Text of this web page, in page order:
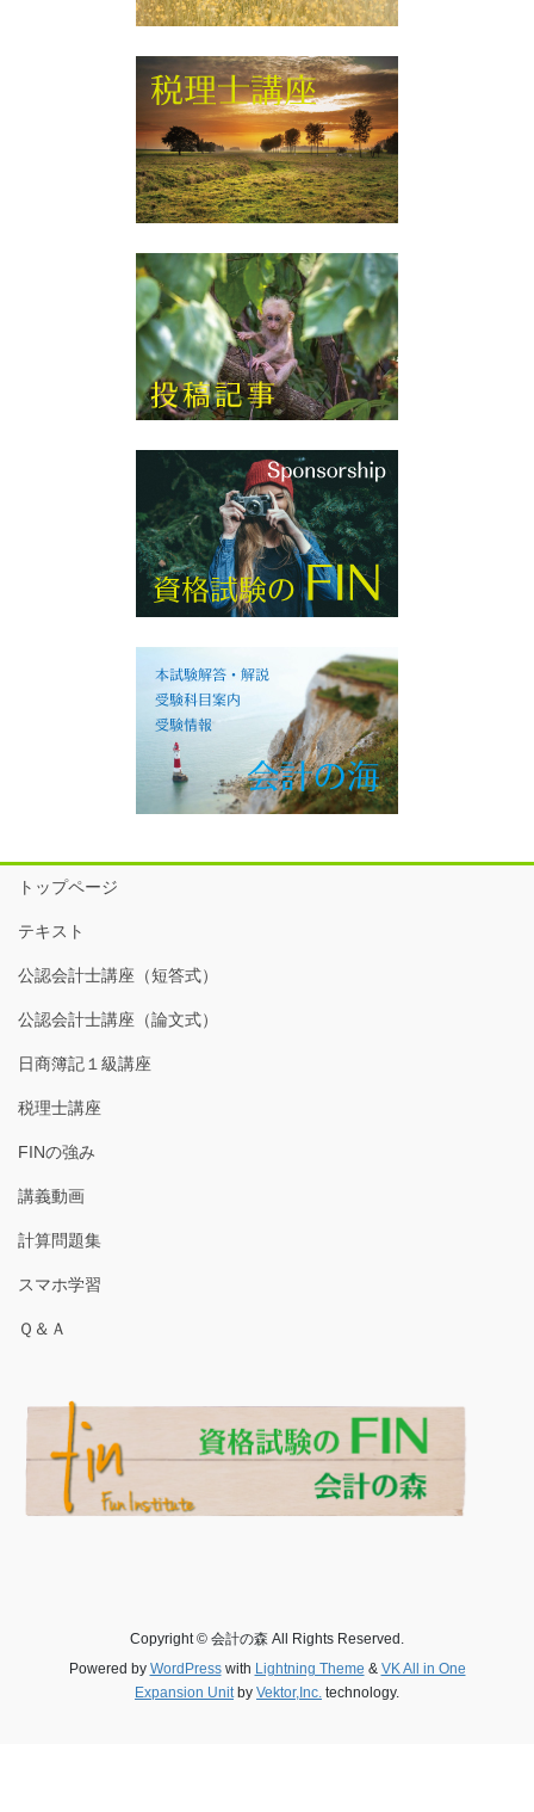
トップページ
テキスト
公認会計士講座（短答式）
公認会計士講座（論文式）
日商簿記１級講座
税理士講座
FINの強み
講義動画
計算問題集
スマホ学習
Ｑ＆Ａ
Copyright © 会計の森 All Rights Reserved.
Powered by WordPresswith Lightning Theme & VK All in One
Expansion Unitby Vektor,Inc. technology.